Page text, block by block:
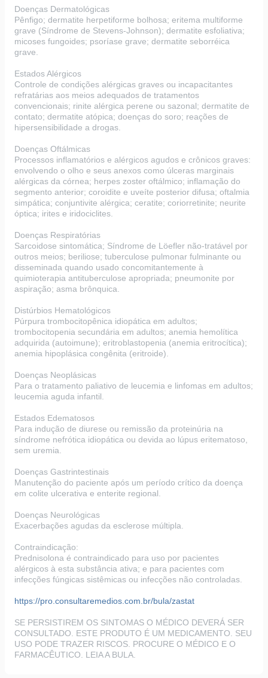
Doenças Dermatológicas
Pênfigo; dermatite herpetiforme bolhosa; eritema multiforme
grave (Síndrome de Stevens-Johnson); dermatite esfoliativa;
micoses fungoides; psoríase grave; dermatite seborréica
grave.
Estados Alérgicos
Controle de condições alérgicas graves ou incapacitantes
refratárias aos meios adequados de tratamentos
convencionais; rinite alérgica perene ou sazonal; dermatite de
contato; dermatite atópica; doenças do soro; reações de
hipersensibilidade a drogas.
Doenças Oftálmicas
Processos inflamatórios e alérgicos agudos e crônicos graves:
envolvendo o olho e seus anexos como úlceras marginais
alérgicas da córnea; herpes zoster oftálmico; inflamação do
segmento anterior; coroidite e uveíte posterior difusa; oftalmia
simpática; conjuntivite alérgica; ceratite; coriorretinite; neurite
óptica; irites e iridociclites.
Doenças Respiratórias
Sarcoidose sintomática; Síndrome de Löefler não-tratável por
outros meios; beriliose; tuberculose pulmonar fulminante ou
disseminada quando usado concomitantemente à
quimioterapia antituberculose apropriada; pneumonite por
aspiração; asma brônquica.
Distúrbios Hematológicos
Púrpura trombocitopênica idiopática em adultos;
trombocitopenia secundária em adultos; anemia hemolítica
adquirida (autoimune); eritroblastopenia (anemia eritrocítica);
anemia hipoplásica congênita (eritroide).
Doenças Neoplásicas
Para o tratamento paliativo de leucemia e linfomas em adultos;
leucemia aguda infantil.
Estados Edematosos
Para indução de diurese ou remissão da proteinúria na
síndrome nefrótica idiopática ou devida ao lúpus eritematoso,
sem uremia.
Doenças Gastrintestinais
Manutenção do paciente após um período crítico da doença
em colite ulcerativa e enterite regional.
Doenças Neurológicas
Exacerbações agudas da esclerose múltipla.
Contraindicação:
Prednisolona é contraindicado para uso por pacientes
alérgicos à esta substância ativa; e para pacientes com
infecções fúngicas sistêmicas ou infecções não controladas.
https://pro.consultaremedios.com.br/bula/zastat
SE PERSISTIREM OS SINTOMAS O MÉDICO DEVERÁ SER
CONSULTADO. ESTE PRODUTO É UM MEDICAMENTO. SEU
USO PODE TRAZER RISCOS. PROCURE O MÉDICO E O
FARMACÊUTICO. LEIA A BULA.